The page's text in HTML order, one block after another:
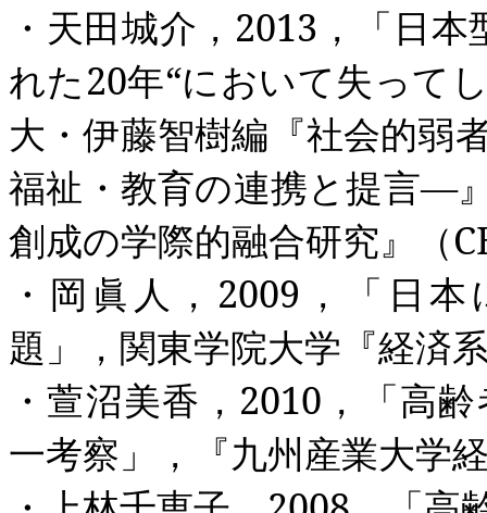
・天田城介， 2013 ，「日
れた20年“において失って
大・伊藤智樹編『社会的弱
福祉・教育の連携と提言―
創成の学際的融合研究』（
・岡眞人， 2009 ，「日
題」，関東学院大学『経済
・萱沼美香， 2010 ，「高
一考察」，『九州産業大学